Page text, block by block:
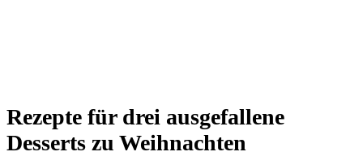
Rezepte für drei ausgefallene
Desserts zu Weihnachten